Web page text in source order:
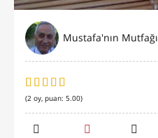
Mustafa'nın Mutfağı
(2 oy, puan: 5.00)